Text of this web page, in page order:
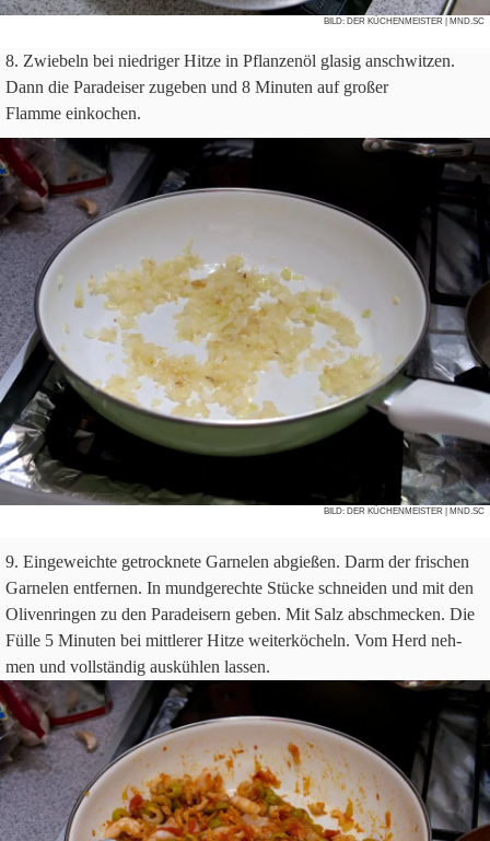
BILD: DER KÜCHENMEISTER | MND.SC
Zwie­beln bei nied­ri­ger Hitze in Pflan­zenöl gla­sig anschwit­zen.
Dann die Para­dei­ser zuge­ben und 8 Minu­ten auf gro­ßer
Flamme einkochen.
BILD: DER KÜCHENMEISTER | MND.SC
Ein­ge­weichte getrock­nete Gar­ne­len abgie­ßen. Darm der fri­schen
Gar­ne­len ent­fer­nen. In mund­ge­rechte Stücke schnei­den und mit den
Oli­ven­rin­gen zu den Para­dei­sern geben. Mit Salz abschmecken. Die
Fülle 5 Minu­ten bei mitt­le­rer Hitze wei­ter­kö­cheln. Vom Herd neh­
men und voll­stän­dig aus­küh­len lassen.